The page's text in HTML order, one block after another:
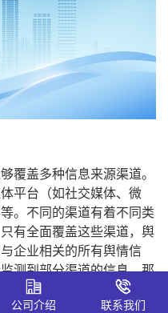
覆盖多种信息来源渠道。
平台（如社交媒体、微
。不同的渠道有着不同类
有全面覆盖这些渠道，舆
企业相关的所有舆情信
测到部分渠道的信息，那
态，从而无法及时应对潜
公司介绍 联系我们